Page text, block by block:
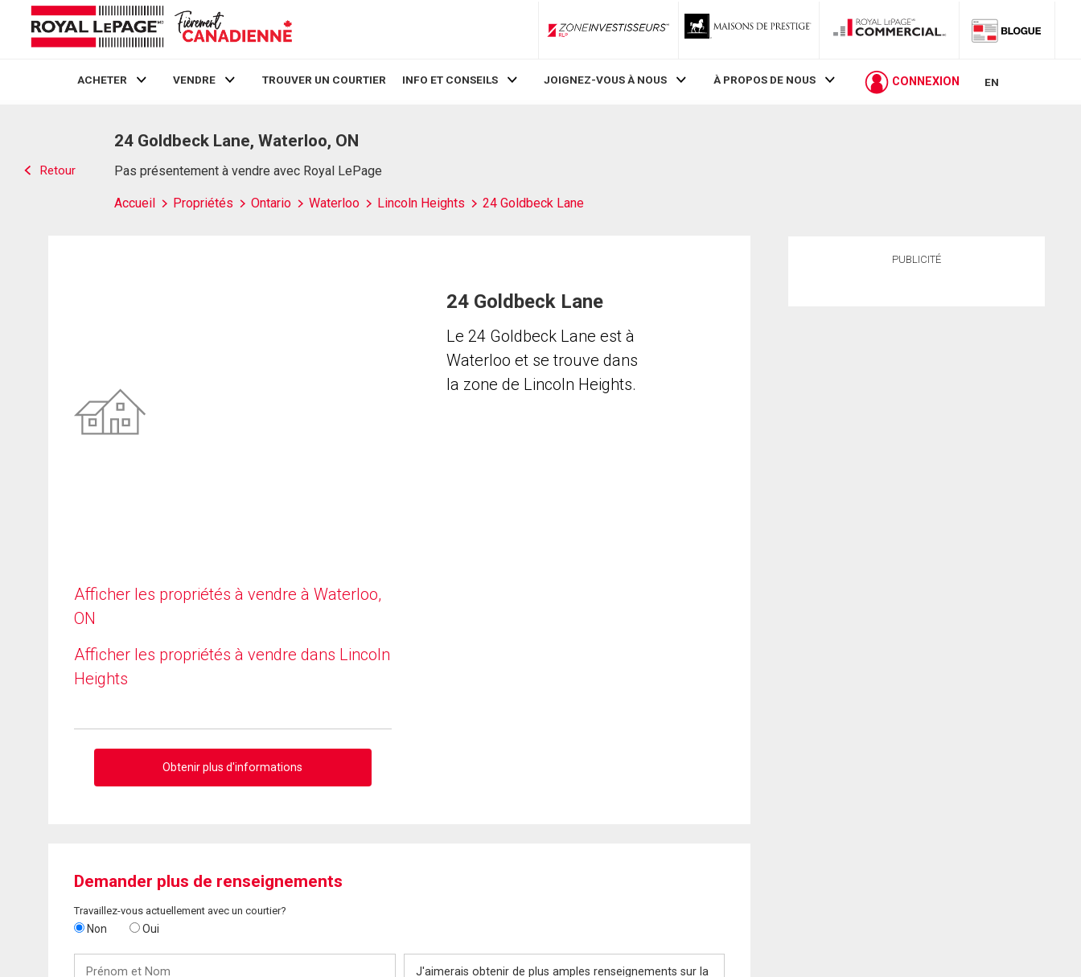
ZoneInvestisseurs RLP
ACHETER VENDRE TROUVER UN COURTIER INFO ET CONSEILS JOIGNEZ-VOUS À NOUS À PROPOS DE NOUS CONNEXION EN
Retour
24 Goldbeck Lane, Waterloo, ON
Pas présentement à vendre avec Royal LePage
Accueil Propriétés Ontario Waterloo Lincoln Heights 24 Goldbeck Lane
Afficher les propriétés à vendre à Waterloo,
ON
Afficher les propriétés à vendre dans Lincoln
Heights
Obtenir plus d'informations
24 Goldbeck Lane
Le 24 Goldbeck Lane est à
Waterloo et se trouve dans
la zone de Lincoln Heights.
Demander plus de renseignements
Travaillez-vous actuellement avec un courtier?
Non Oui
PUBLICITÉ